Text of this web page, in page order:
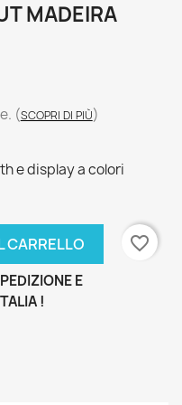
MADEIRA
(SCOPRI DI PIÙ)
e display a colori
CARRELLO
favorite_border
E
!